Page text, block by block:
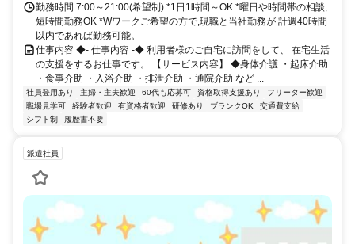
勤務時間 7:00～21:00(希望制) *1日1時間～OK *曜日や時間帯の相談,
短時間勤務OK *Wワークご希望の方で,現職と当社勤務が 計週40時間
以内であれば勤務可能。
仕事内容 ◆- 仕事内容 -◆ 利用者様のご自宅に訪問をして、 在宅生活
の支援をするお仕事です。 【サービス内容】 ◆身体介護 ・起床介助
・食事介助 ・入浴介助 ・排泄介助 ・通院介助 など ...
社員登用あり 主婦・主夫歓迎 60代も応募可 資格取得支援あり
フリーター歓迎
職場見学可
経験者歓迎 有資格者歓迎 研修あり ブランクOK
交通費支給
シフト制
履歴書不要
派遣社員